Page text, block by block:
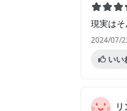
現実は
2024/07/
いい